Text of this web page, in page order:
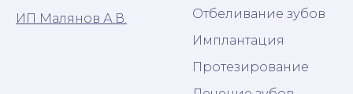
ИП Малянов А.В.
Отбеливание зубов
Имплантация
Протезирование